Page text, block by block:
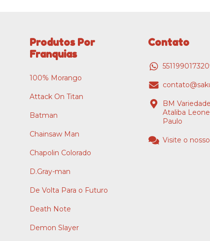
Produtos Por
Franquias
100% Morango
Attack On Titan
Batman
Chainsaw Man
Chapolin Colorado
D.Gray-man
De Volta Para o Futuro
Death Note
Demon Slayer
Contato
BM
Ataliba
Paulo
Visite o